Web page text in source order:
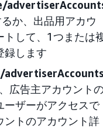
か、出品用アカウ
トして、1つまたは
録します
広告主アカウント
ーザーがアクセスで
ントのアカウント詳